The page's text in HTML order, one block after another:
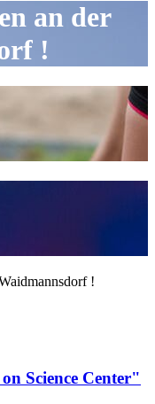
an der
!
!
Science Center"